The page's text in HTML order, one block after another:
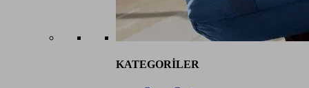
KATEGORİLER